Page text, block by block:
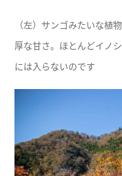
（左）サンゴみたいな植
厚な甘さ。ほとんどイノ
には入らないのです